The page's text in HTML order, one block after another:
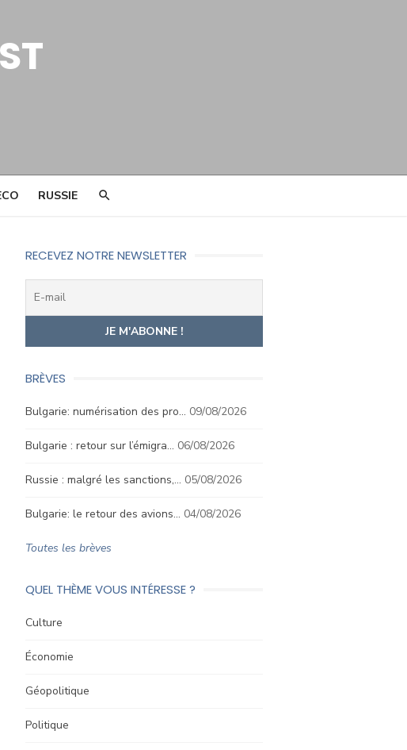
RUSSIE
RECEVEZ NOTRE NEWSLETTER
BRÈVES
Bulgarie: numérisation des pro… 09/08/2026
Bulgarie : retour sur l’émigra… 06/08/2026
Russie : malgré les sanctions,… 05/08/2026
Bulgarie: le retour des avions… 04/08/2026
Toutes les brèves
QUEL THÈME VOUS INTÉRESSE ?
Culture
Économie
Géopolitique
Politique